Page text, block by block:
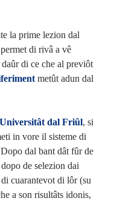
la prime lezion dal
di rivâ a vê
di ce che al previôt
metût adun dal
Universitât dal Friûl, si
in vore il sisteme di
dal bant dât fûr de
de selezion dai
cuarantevot di lôr (su
a son risultâts idonis,